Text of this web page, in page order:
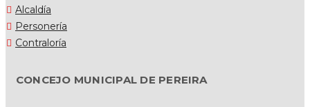
Alcaldía
Personería
Contraloría
CONCEJO MUNICIPAL DE PEREIRA